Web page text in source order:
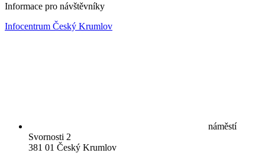
Informace pro návštěvníky
Infocentrum Český Krumlov
náměstí
Svornosti 2
381 01 Český Krumlov